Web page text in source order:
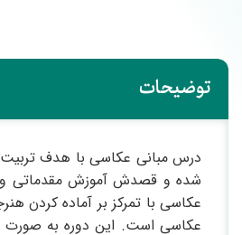
توضیحات
درس مبانی عکاسی با هدف
شده و قصدش آموزش مقدماتی و
عکاسی با تمرکز بر آماده کردن